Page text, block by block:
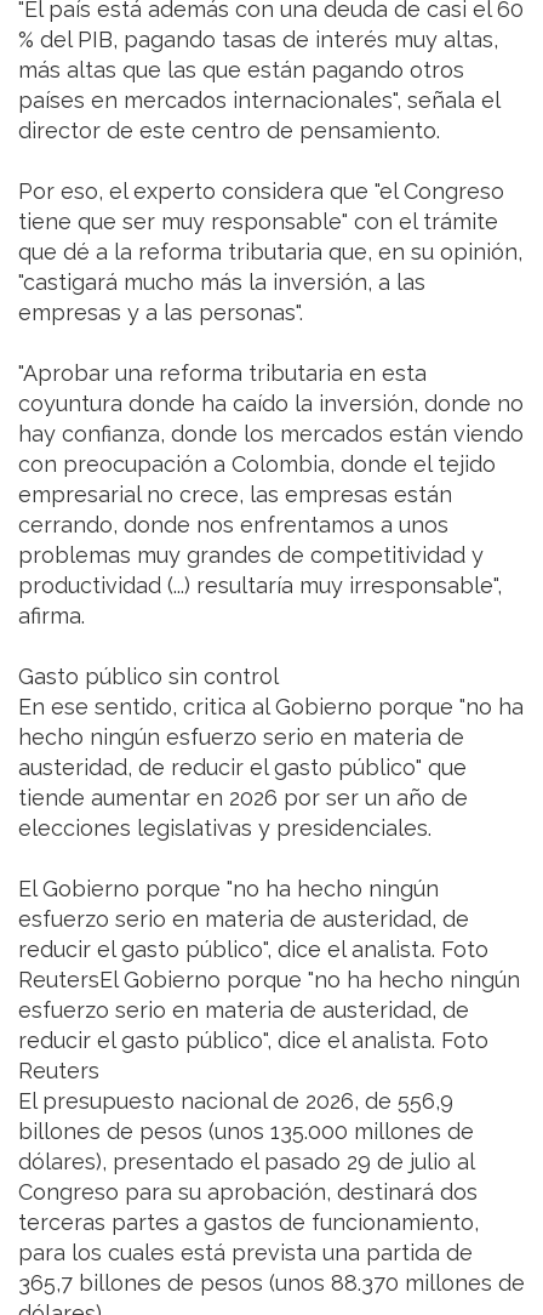
"El país está además con una deuda de casi el 60
% del PIB, pagando tasas de interés muy altas,
más altas que las que están pagando otros
países en mercados internacionales", señala el
director de este centro de pensamiento.
Por eso, el experto considera que "el Congreso
tiene que ser muy responsable" con el trámite
que dé a la reforma tributaria que, en su opinión,
"castigará mucho más la inversión, a las
empresas y a las personas".
"Aprobar una reforma tributaria en esta
coyuntura donde ha caído la inversión, donde no
hay confianza, donde los mercados están viendo
con preocupación a Colombia, donde el tejido
empresarial no crece, las empresas están
cerrando, donde nos enfrentamos a unos
problemas muy grandes de competitividad y
productividad (...) resultaría muy irresponsable",
afirma.
Gasto público sin control
En ese sentido, critica al Gobierno porque "no ha
hecho ningún esfuerzo serio en materia de
austeridad, de reducir el gasto público" que
tiende aumentar en 2026 por ser un año de
elecciones legislativas y presidenciales.
El Gobierno porque "no ha hecho ningún
esfuerzo serio en materia de austeridad, de
reducir el gasto público", dice el analista. Foto
ReutersEl Gobierno porque "no ha hecho ningún
esfuerzo serio en materia de austeridad, de
reducir el gasto público", dice el analista. Foto
Reuters
El presupuesto nacional de 2026, de 556,9
billones de pesos (unos 135.000 millones de
dólares), presentado el pasado 29 de julio al
Congreso para su aprobación, destinará dos
terceras partes a gastos de funcionamiento,
para los cuales está prevista una partida de
365,7 billones de pesos (unos 88.370 millones de